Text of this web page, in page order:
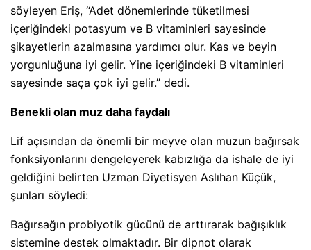
söyleyen Eriş, “Adet dönemlerinde tüketilmesi
içeriğindeki potasyum ve B vitaminleri sayesinde
şikayetlerin azalmasına yardımcı olur. Kas ve beyin
yorgunluğuna iyi gelir. Yine içeriğindeki B vitaminleri
sayesinde saça çok iyi gelir.” dedi.
Benekli olan muz daha faydalı
Lif açısından da önemli bir meyve olan muzun bağırsak
fonksiyonlarını dengeleyerek kabızlığa da ishale de iyi
geldiğini belirten Uzman Diyetisyen Aslıhan Küçük,
şunları söyledi:
Bağırsağın probiyotik gücünü de arttırarak bağışıklık
sistemine destek olmaktadır. Bir dipnot olarak